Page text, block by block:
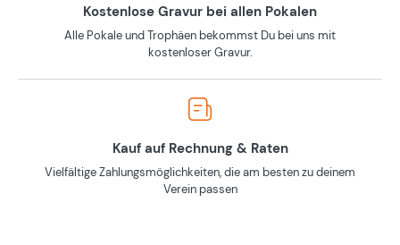
Kostenlose Gravur bei allen Pokalen
Alle Pokale und Trophäen bekommst Du bei uns mit
kostenloser Gravur.
Kauf auf Rechnung & Raten
Vielfältige Zahlungsmöglichkeiten, die am besten zu deinem
Verein passen